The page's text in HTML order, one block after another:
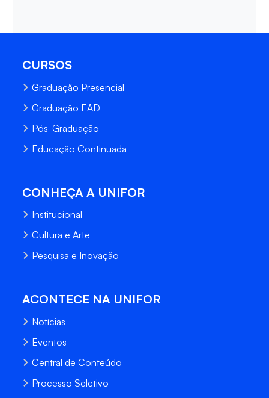
CURSOS
Graduação Presencial
Graduação EAD
Pós-Graduação
Educação Continuada
CONHEÇA A UNIFOR
Institucional
Cultura e Arte
Pesquisa e Inovação
ACONTECE NA UNIFOR
Notícias
Eventos
Central de Conteúdo
Processo Seletivo